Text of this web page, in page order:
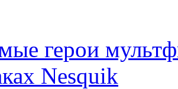
герои
Nesquik